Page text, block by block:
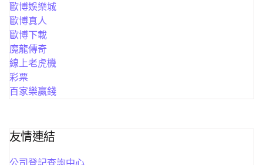
歐博娛樂城
歐博真人
歐博下載
魔龍傳奇
線上老虎機
彩票
百家樂贏錢
友情連結
公司登記查詢中心